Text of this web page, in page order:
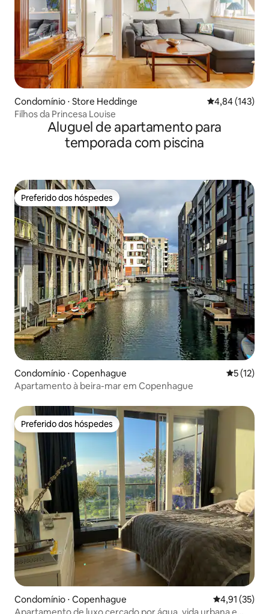
Condomínio ⋅ Store Heddinge 4,84 de uma
4,84 (143)
Filhos da Princesa Louise
Aluguel de apartamento para
temporada com piscina
Preferido dos hóspedes
Preferido dos hóspedes
Condomínio ⋅ Copenhague 5 de uma
5 (12)
Apartamento à beira-mar em Copenhague
Preferido dos hóspedes
Preferido dos hóspedes
Condomínio ⋅ Copenhague 4,91 de uma
4,91 (35)